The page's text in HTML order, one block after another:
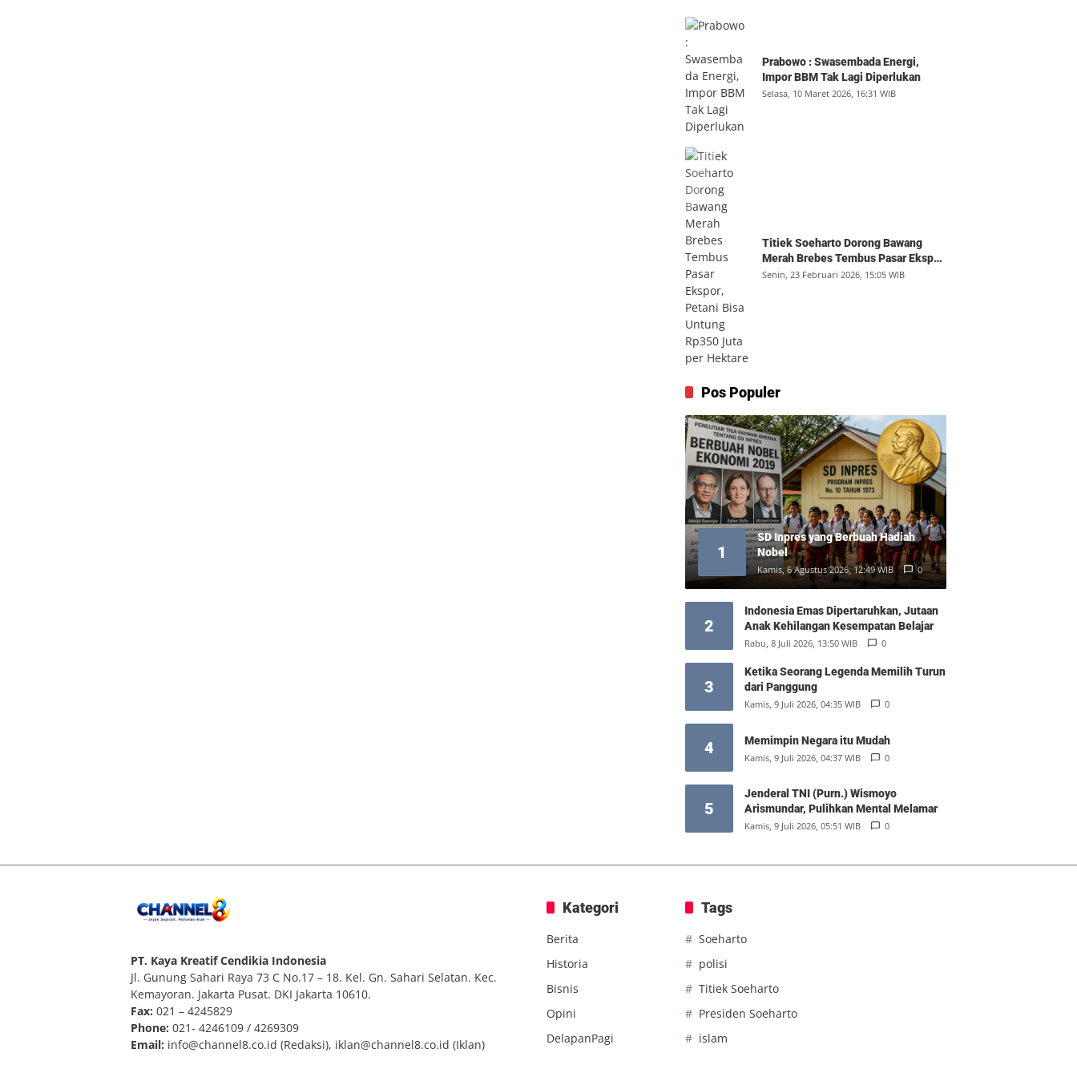
Prabowo : Swasembada Energi,
Impor BBM Tak Lagi Diperlukan
Selasa, 10 Maret 2026, 16:31 WIB
Titiek Soeharto Dorong Bawang
Merah Brebes Tembus Pasar Ekspor,
Petani Bisa Untung Rp350 Juta per
Senin, 23 Februari 2026, 15:05 WIB
Pos Populer
1
SD Inpres yang Berbuah Hadiah
Nobel
Kamis, 6 Agustus 2026, 12:49 WIB 0
2
Indonesia Emas Dipertaruhkan, Jutaan
Anak Kehilangan Kesempatan Belajar
Rabu, 8 Juli 2026, 13:50 WIB 0
3
Ketika Seorang Legenda Memilih Turun
dari Panggung
Kamis, 9 Juli 2026, 04:35 WIB 0
4 Memimpin Negara itu Mudah
Kamis, 9 Juli 2026, 04:37 WIB 0
5
Jenderal TNI (Purn.) Wismoyo
Arismundar, Pulihkan Mental Melamar
Kamis, 9 Juli 2026, 05:51 WIB 0
PT. Kaya Kreatif Cendikia Indonesia
Jl. Gunung Sahari Raya 73 C No.17 – 18. Kel. Gn. Sahari Selatan. Kec.
Kemayoran. Jakarta Pusat. DKI Jakarta 10610.
Fax: 021 – 4245829
Phone: 021- 4246109 / 4269309
Email: info@channel8.co.id (Redaksi), iklan@channel8.co.id (Iklan)
Kategori
Berita
Historia
Bisnis
Opini
DelapanPagi
Tags
Soeharto
polisi
Titiek Soeharto
Presiden Soeharto
islam